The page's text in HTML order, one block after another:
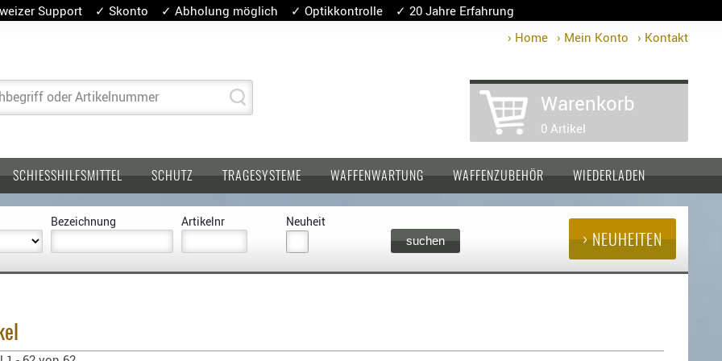
Support ✓ Skonto ✓ Abholung möglich ✓ Optikkontrolle ✓ 20 Jahre Erfahrung
› Home › Mein Konto › Kontakt
oder Artikelnummer Warenkorb
0 Artikel
SCHIESSHILFSMITTEL SCHUTZ TRAGESYSTEME WAFFENWARTUNG WAFFENZUBEHÖR WIEDERLADEN
Bezeichnung Artikelnr Neuheit
› NEUHEITEN